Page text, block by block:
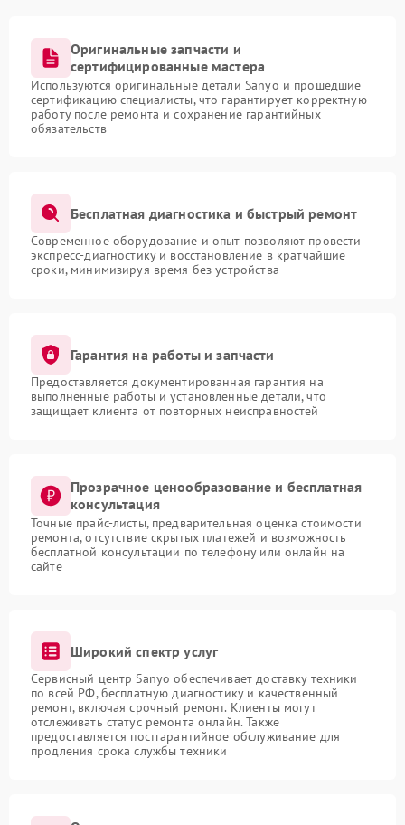
Оригинальные запчасти и
сертифицированные мастера
Используются оригинальные детали Sanyo и прошедшие
сертификацию специалисты, что гарантирует корректную
работу после ремонта и сохранение гарантийных
обязательств
Бесплатная диагностика и быстрый ремонт
Современное оборудование и опыт позволяют провести
экспресс-диагностику и восстановление в кратчайшие
сроки, минимизируя время без устройства
Гарантия на работы и запчасти
Предоставляется документированная гарантия на
выполненные работы и установленные детали, что
защищает клиента от повторных неисправностей
Прозрачное ценообразование и бесплатная
консультация
Точные прайс-листы, предварительная оценка стоимости
ремонта, отсутствие скрытых платежей и возможность
бесплатной консультации по телефону или онлайн на
сайте
Широкий спектр услуг
Сервисный центр Sanyo обеспечивает доставку техники
по всей РФ, бесплатную диагностику и качественный
ремонт, включая срочный ремонт. Клиенты могут
отслеживать статус ремонта онлайн. Также
предоставляется постгарантийное обслуживание для
продления срока службы техники